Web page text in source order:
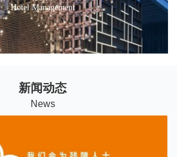
Hotel Management
新闻动态
News